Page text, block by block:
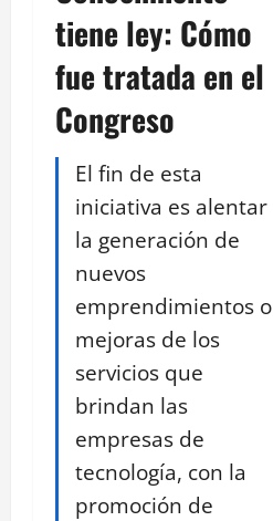
tiene ley: Cómo
fue tratada en el
Congreso
El fin de esta
iniciativa es alentar
la generación de
nuevos
emprendimientos o
mejoras de los
servicios que
brindan las
empresas de
tecnología, con la
promoción de